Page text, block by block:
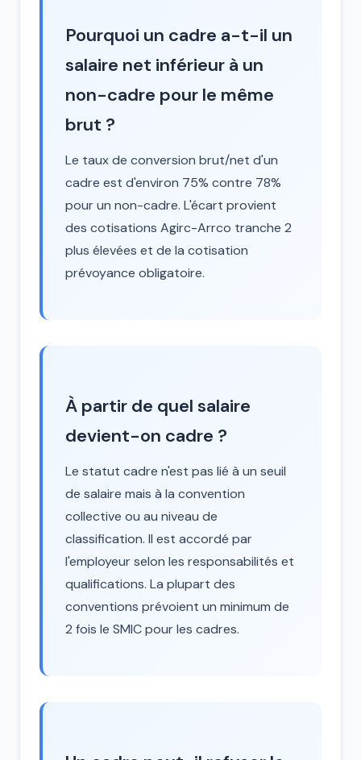
Pourquoi un cadre a-t-il un
salaire net inférieur à un
non-cadre pour le même
brut ?
Le taux de conversion brut/net d'un
cadre est d'environ 75% contre 78%
pour un non-cadre. L'écart provient
des cotisations Agirc-Arrco tranche 2
plus élevées et de la cotisation
prévoyance obligatoire.
À partir de quel salaire
devient-on cadre ?
Le statut cadre n'est pas lié à un seuil
de salaire mais à la convention
collective ou au niveau de
classification. Il est accordé par
l'employeur selon les responsabilités et
qualifications. La plupart des
conventions prévoient un minimum de
2 fois le SMIC pour les cadres.